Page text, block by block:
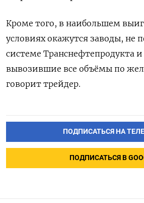
Кроме того, в наибольшем
условиях окажутся заводы, не
системе Транснефтепродукта
вывозившие все объёмы по
говорит трейдер.
ПОДПИСАТЬСЯ НА
ПОДПИСАТЬСЯ В